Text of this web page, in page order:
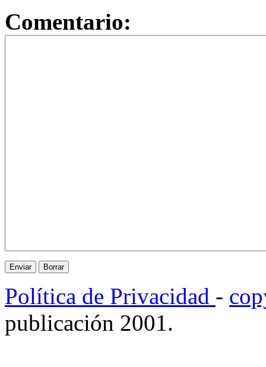
Comentario:
Política de Privacidad -
publicación 2001.